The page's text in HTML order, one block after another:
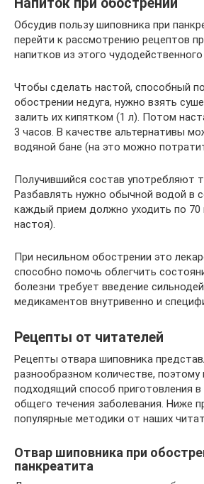
Обсудив пользу шиповника при
перейти к рассмотрению рецептов
напитков из этого
Чтобы сделать настой, способный
обострении недуга, нужно взять
залить их кипятком (1 л). Потом
3 часов. В качестве альтернативы
водяной бане (на это можно
Получившийся состав употребляют
Разбавлять нужно обычной водой в
каждый прием должно уходить по 70
настоя).
При несильном обострении это
способно помочь облегчить
болезни требует введение
медикаментов внутривенно и
Рецепты от читателей
Рецепты отвара шиповника
разнообразном количестве,
подходящий способ приготовления
общего течения заболевания. Ниже
популярные методики от наших
Отвар шиповника при
панкреатита